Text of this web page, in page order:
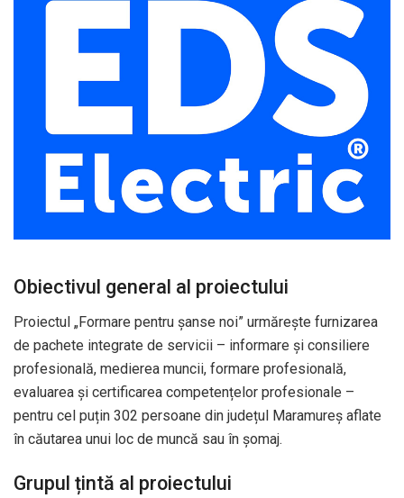
Obiectivul general al proiectului
Proiectul „Formare pentru șanse noi” urmărește furnizarea
de pachete integrate de servicii – informare și consiliere
profesională, medierea muncii, formare profesională,
evaluarea și certificarea competențelor profesionale –
pentru cel puțin 302 persoane din județul Maramureș aflate
în căutarea unui loc de muncă sau în șomaj.
Grupul țintă al proiectului